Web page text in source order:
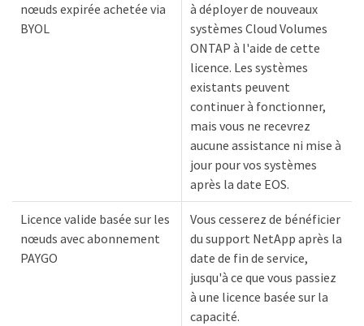
nœuds expirée achetée via
BYOL
à déployer de nouveaux
systèmes Cloud Volumes
ONTAP à l'aide de cette
licence. Les systèmes
existants peuvent
continuer à fonctionner,
mais vous ne recevrez
aucune assistance ni mise à
jour pour vos systèmes
après la date EOS.
Licence valide basée sur les
nœuds avec abonnement
PAYGO
Vous cesserez de bénéficier
du support NetApp après la
date de fin de service,
jusqu'à ce que vous passiez
à une licence basée sur la
capacité.